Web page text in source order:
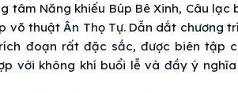
tâm Năng khiếu Búp Bê Xinh, Câu lạc
võ thuật Ân Thọ Tự. Dẫn dắt chương
đoạn rất đặc sắc, được biên tập
với không khí buổi lễ và đầy ý